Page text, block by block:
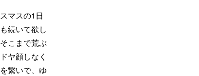
マスの1日
続いて欲し
こまで荒ぶ
ヤ顔しなく
繋いで、ゆ